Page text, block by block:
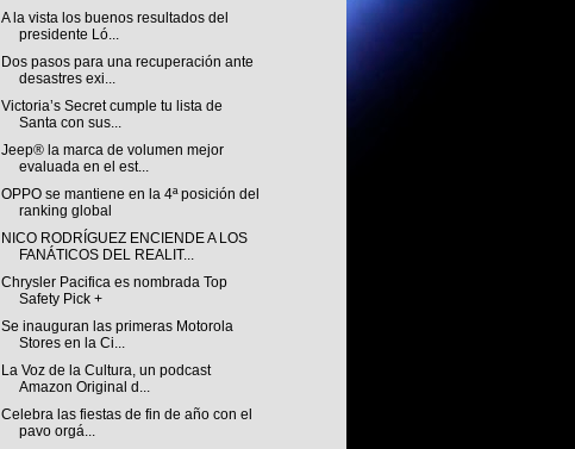
A la vista los buenos resultados del
presidente Ló...
Dos pasos para una recuperación ante
desastres exi...
Victoria’s Secret cumple tu lista de
Santa con sus...
Jeep® la marca de volumen mejor
evaluada en el est...
OPPO se mantiene en la 4ª posición del
ranking global
NICO RODRÍGUEZ ENCIENDE A LOS
FANÁTICOS DEL REALIT...
Chrysler Pacifica es nombrada Top
Safety Pick +
Se inauguran las primeras Motorola
Stores en la Ci...
La Voz de la Cultura, un podcast
Amazon Original d...
Celebra las fiestas de fin de año con el
pavo orgá...